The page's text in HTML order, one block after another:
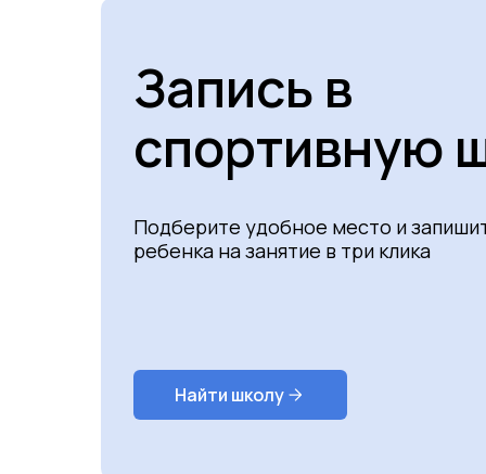
Запись в
спортивную
Подберите удобное место и
ребенка на занятие в три клика
Найти школу